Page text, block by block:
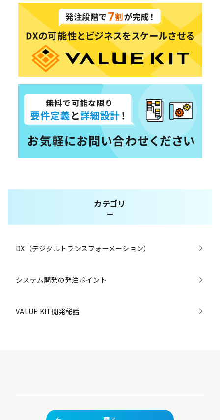
カテゴリ
DX（デジタルトランスフォーメーション）
システム開発の発注ポイント
VALUE KIT開発秘話